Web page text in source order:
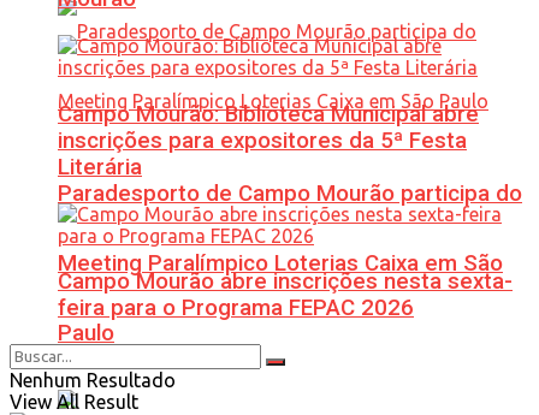
Paradesporto de Campo Mourão participa do
Meeting Paralímpico Loterias Caixa em São
Paulo
Campo Mourão: Biblioteca Municipal abre
inscrições para expositores da 5ª Festa
Literária
Campo Mourão abre inscrições nesta sexta-
feira para o Programa FEPAC 2026
Nenhum Resultado
View All Result